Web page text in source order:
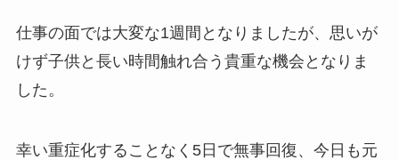
仕事の面では大変な1週間となりましたが、思いが
けず子供と長い時間触れ合う貴重な機会となりま
した。
幸い重症化することなく5日で無事回復、今日も元